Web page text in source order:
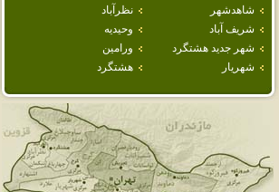
شاهدشهر
نظرآباد
شريف آباد
وحيديه
شهر جديد هشتگرد
ورامين
شهريار
هشتگرد